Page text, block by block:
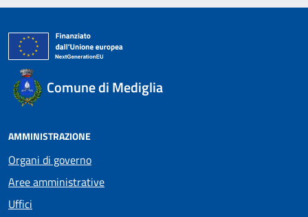
Comune di Mediglia
AMMINISTRAZIONE
Organi di governo
Aree amministrative
Uffici